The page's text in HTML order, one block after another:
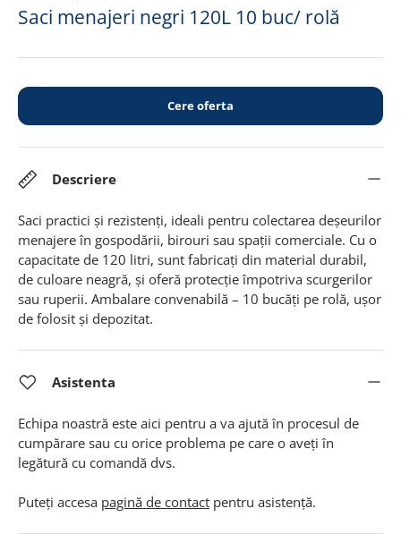
Saci menajeri negri 120L 10 buc/ rolă
Cere oferta
Descriere
Saci practici și rezistenți, ideali pentru colectarea deșeurilor
menajere în gospodării, birouri sau spații comerciale. Cu o
capacitate de 120 litri, sunt fabricați din material durabil,
de culoare neagră, și oferă protecție împotriva scurgerilor
sau ruperii. Ambalare convenabilă – 10 bucăți pe rolă, ușor
de folosit și depozitat.
Asistenta
Echipa noastră este aici pentru a va ajută în procesul de
cumpărare sau cu orice problema pe care o aveți în
legătură cu comandă dvs.
Puteți accesa pagină de contact pentru asistență.